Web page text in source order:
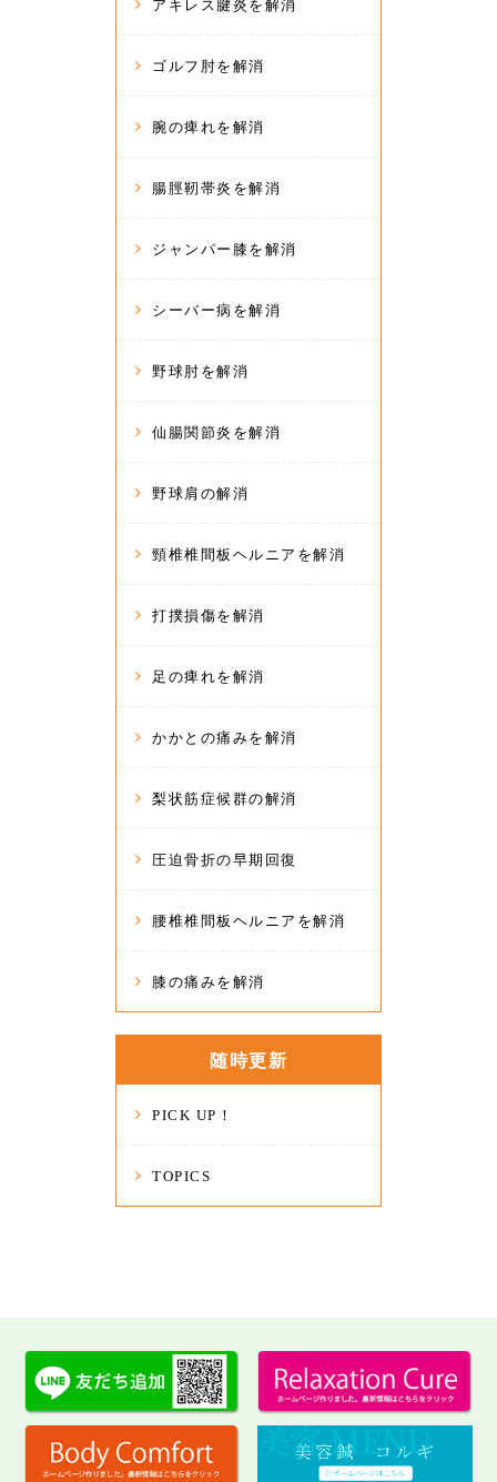
アキレス腱炎を解消
ゴルフ肘を解消
腕の痺れを解消
腸脛靭帯炎を解消
ジャンパー膝を解消
シーバー病を解消
野球肘を解消
仙腸関節炎を解消
野球肩の解消
頸椎椎間板ヘルニアを解消
打撲損傷を解消
足の痺れを解消
かかとの痛みを解消
梨状筋症候群の解消
圧迫骨折の早期回復
腰椎椎間板ヘルニアを解消
膝の痛みを解消
随時更新
PICK UP！
TOPICS